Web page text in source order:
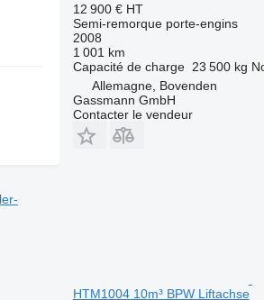
12 900 € HT
Semi-remorque porte-engins
2008
1 001 km
Capacité de charge 23 500 kg
Allemagne, Bovenden
Gassmann GmbH
Contacter le vendeur
HTM1004 10m³ BPW Liftachse